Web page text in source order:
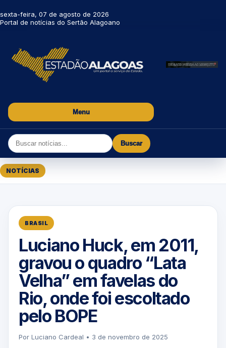
sexta-feira, 07 de agosto de 2026
Portal de notícias do Sertão Alagoano
Menu
Buscar
NOTÍCIAS
BRASIL
Luciano Huck, em 2011,
gravou o quadro “Lata
Velha” em favelas do
Rio, onde foi escoltado
pelo BOPE
Por Luciano Cardeal • 3 de novembro de 2025